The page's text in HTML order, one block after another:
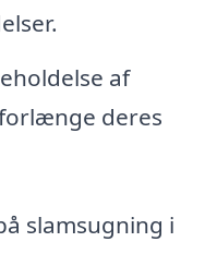
af
deres
slamsugning i